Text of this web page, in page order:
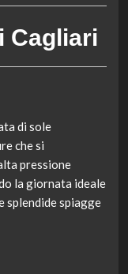
Cagliari
di sole
che si
pressione
la giornata ideale
splendide spiagge